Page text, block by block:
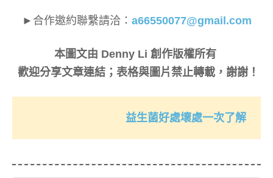
►合作邀約聯繫請洽： a66550077@gmail.com
本圖文由 Denny Li 創作版權所有
歡迎分享文章連結；表格與圖片禁止轉載，謝謝！
益生菌好處壞處一次了解